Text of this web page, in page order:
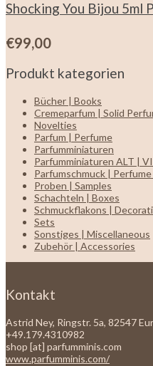
Shocking You Bijou 5ml
€99,00
Produkt kategorien
Bücher | Books
Cremeparfum | Solid
Novelties
Parfum | Perfume
Parfumminiaturen
Parfumminiaturen ALT |
Parfumschmuck |
Proben | Samples
Schachteln | Boxes
Schmuckflakons |
Sets
Sonstiges | Miscellaneous
Zubehör | Accessories
Kontakt
Astrid Ney, Ringstr. 5a, 82547
+49.179.4310982
shop [at] parfumminis.com
www.parfumminis.com/